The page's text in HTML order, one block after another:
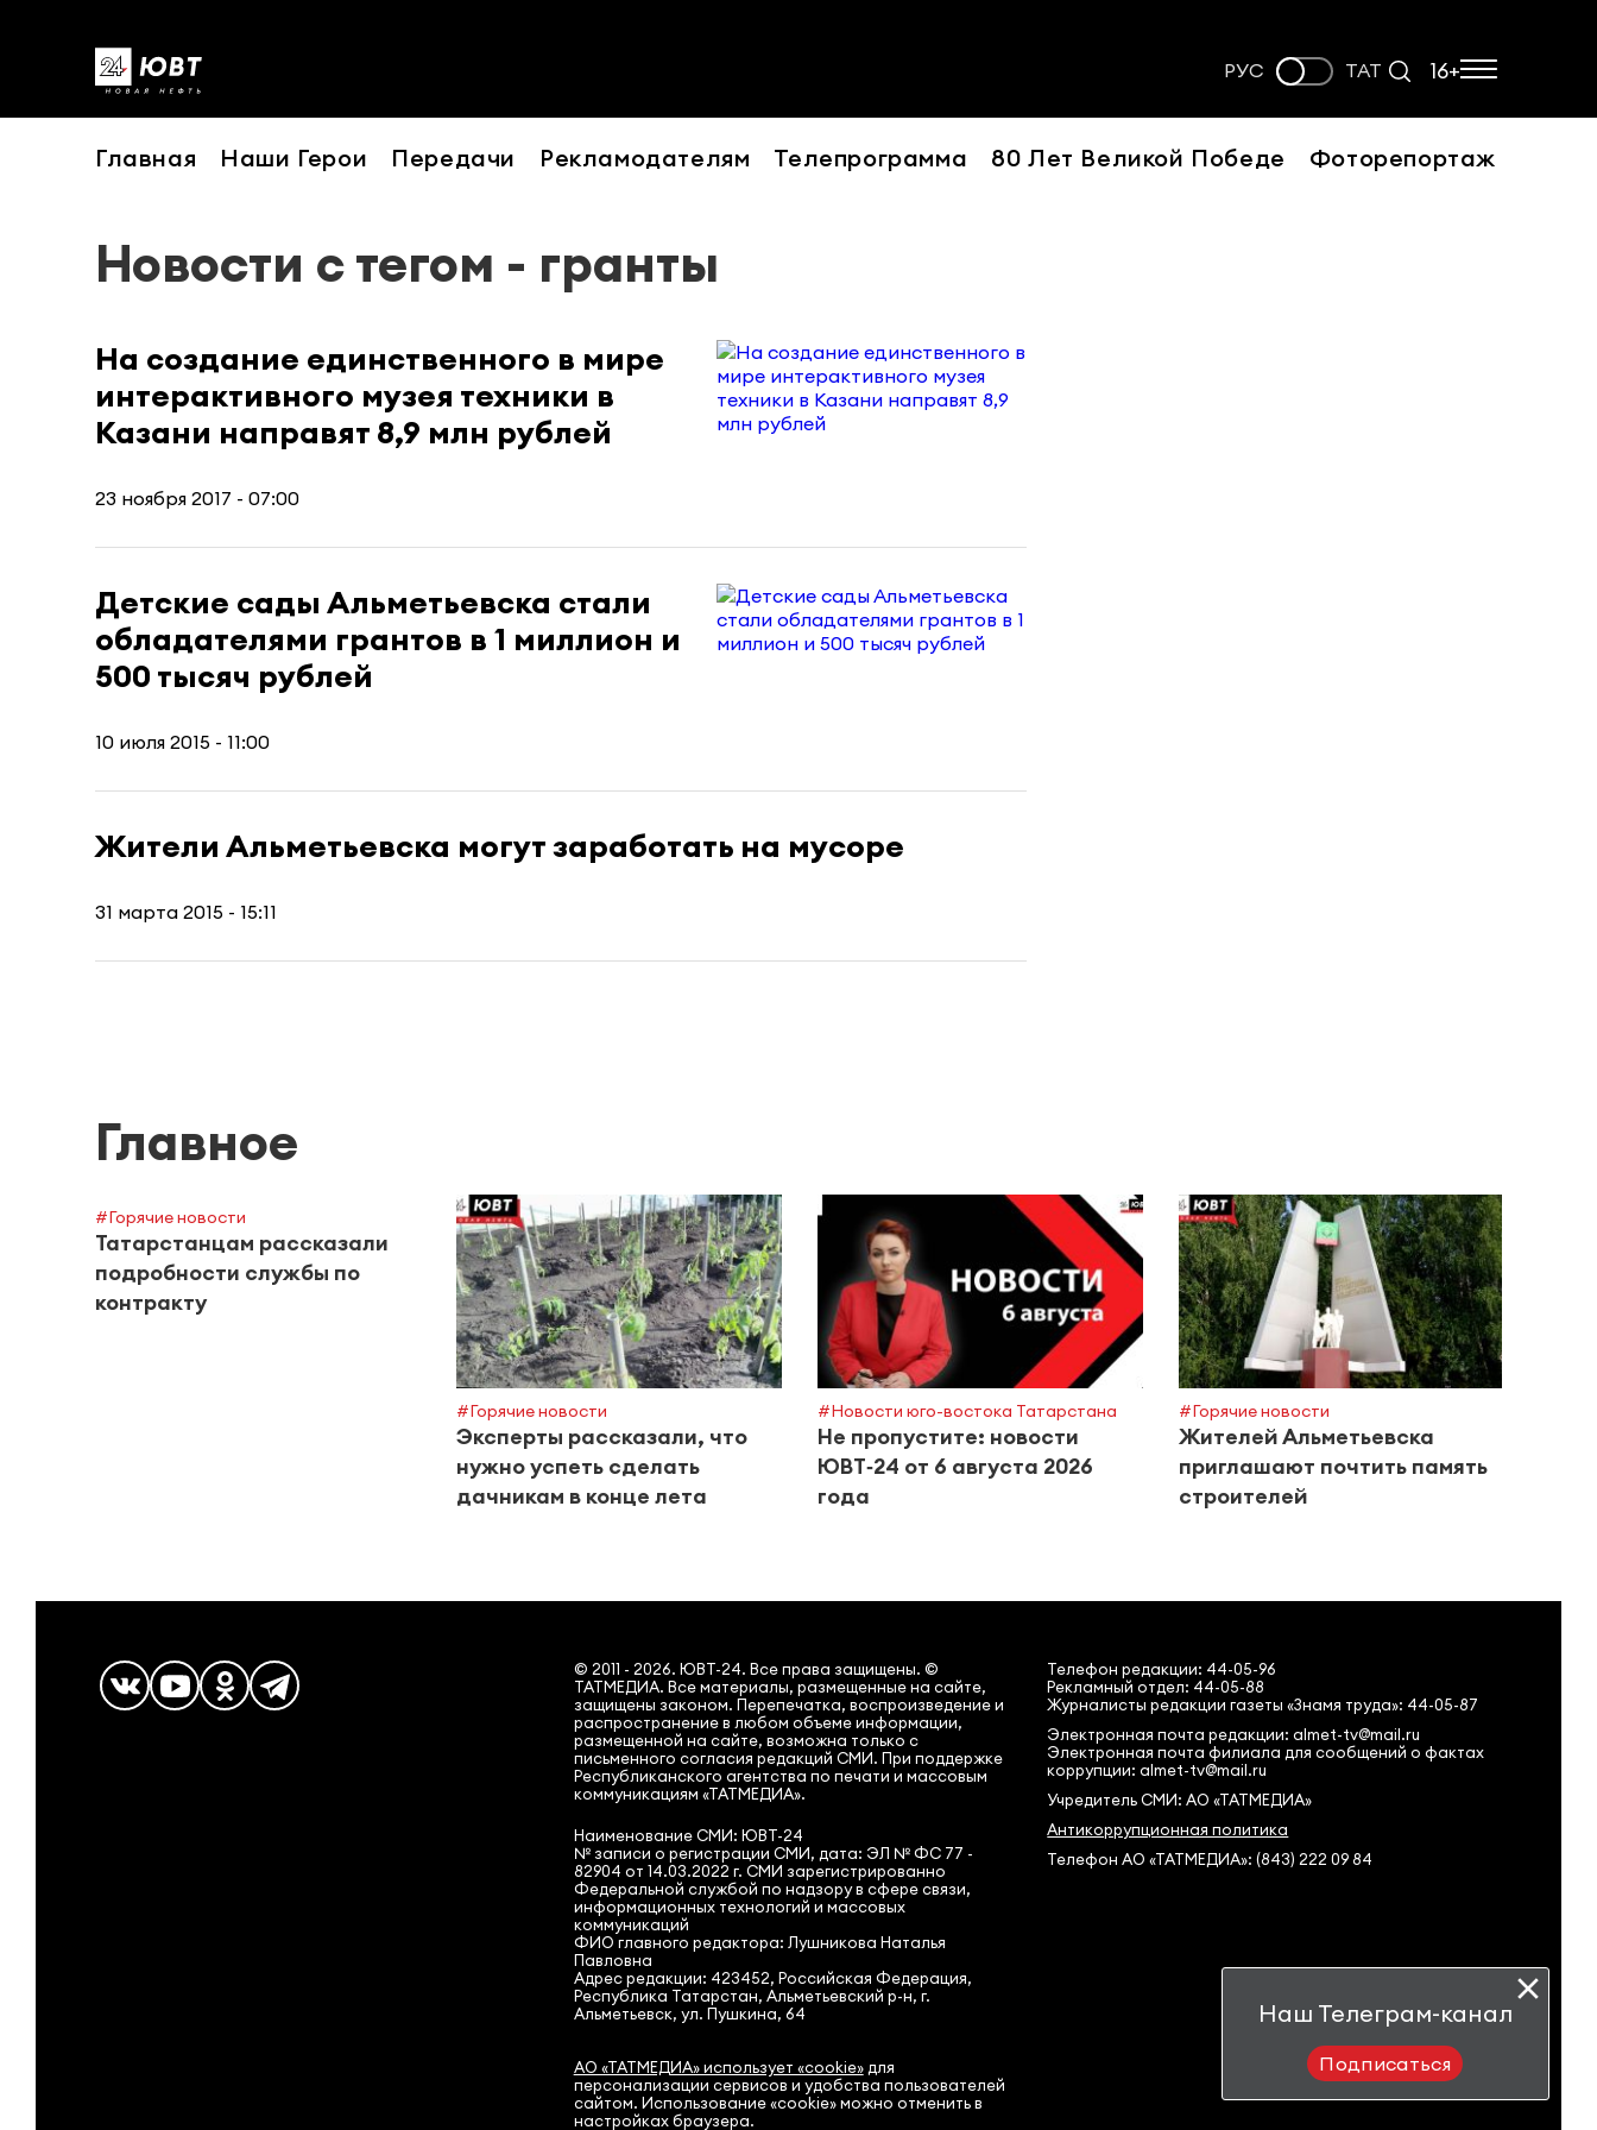
РУС ТАТ 16+
Главная Наши Герои Передачи Рекламодателям Телепрограмма 80 Лет Великой Победе Фоторепортаж
Новости с тегом - гранты
На создание единственного в мире
интерактивного музея техники в
Казани направят 8,9 млн рублей
23 ноября 2017 - 07:00
Детские сады Альметьевска стали
обладателями грантов в 1 миллион и
500 тысяч рублей
10 июля 2015 - 11:00
Жители Альметьевска могут заработать на мусоре
31 марта 2015 - 15:11
Главное
#Горячие новости
Татарстанцам рассказали
подробности службы по
контракту
#Горячие новости
Эксперты рассказали, что
нужно успеть сделать
дачникам в конце лета
#Новости юго-востока Татарстана
Не пропустите: новости
ЮВТ‑24 от 6 августа 2026
года
#Горячие новости
Жителей Альметьевска
приглашают почтить память
строителей
Наш Телеграм-канал
Подписаться
© 2011 - 2026. ЮВТ-24. Все права защищены. ©
ТАТМЕДИА. Все материалы, размещенные на сайте,
защищены законом. Перепечатка, воспроизведение и
распространение в любом объеме информации,
размещенной на сайте, возможна только с
письменного согласия редакций СМИ. При поддержке
Республиканского агентства по печати и массовым
коммуникациям «ТАТМЕДИА».
Наименование СМИ: ЮВТ-24
№ записи о регистрации СМИ, дата: ЭЛ № ФС 77 -
82904 от 14.03.2022 г. СМИ зарегистрированно
Федеральной службой по надзору в сфере связи,
информационных технологий и массовых
коммуникаций
ФИО главного редактора: Лушникова Наталья
Павловна
Адрес редакции: 423452, Российская Федерация,
Республика Татарстан, Альметьевский р-н, г.
Альметьевск, ул. Пушкина, 64
АО «ТАТМЕДИА» использует «cookie»для
персонализации сервисов и удобства пользователей
сайтом. Использование «cookie» можно отменить в
настройках браузера.
Телефон редакции: 44-05-96
Рекламный отдел: 44-05-88
Журналисты редакции газеты «Знамя труда»: 44-05-87
Электронная почта редакции: almet-tv@mail.ru
Электронная почта филиала для сообщений о фактах
коррупции: almet-tv@mail.ru
Учредитель СМИ: АО «ТАТМЕДИА»
Антикоррупционная политика
Телефон АО «ТАТМЕДИА»: (843) 222 09 84